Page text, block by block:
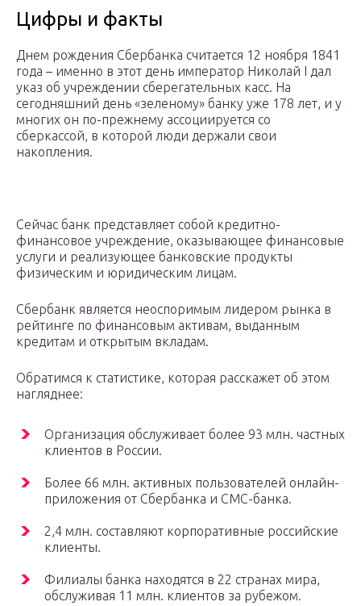
Цифры и факты
Днем рождения Сбербанка считается 12 ноября 1841
года – именно в этот день император Николай I дал
указ об учреждении сберегательных касс. На
сегодняшний день «зеленому» банку уже 178 лет, и у
многих он по-прежнему ассоциируется со
сберкассой, в которой люди держали свои
накопления.
Сейчас банк представляет собой кредитно-
финансовое учреждение, оказывающее финансовые
услуги и реализующее банковские продукты
физическим и юридическим лицам.
Сбербанк является неоспоримым лидером рынка в
рейтинге по финансовым активам, выданным
кредитам и открытым вкладам.
Обратимся к статистике, которая расскажет об этом
нагляднее:
Организация обслуживает более 93 млн. частных
клиентов в России.
Более 66 млн. активных пользователей онлайн-
приложения от Сбербанка и СМС-банка.
2,4 млн. составляют корпоративные российские
клиенты.
Филиалы банка находятся в 22 странах мира,
обслуживая 11 млн. клиентов за рубежом.